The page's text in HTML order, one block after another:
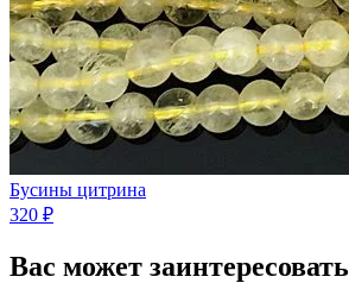
Бусины цитрина
320 ₽
Вас может заинтересовать